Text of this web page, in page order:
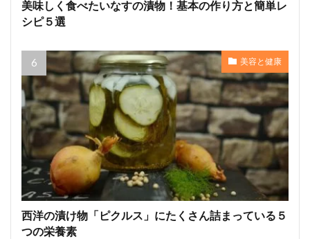
美味しく食べたいなすの漬物！基本の作り方と簡単レ
シピ５選
美容と健康
西洋の漬け物「ピクルス」にたくさん詰まっている５
つの栄養素